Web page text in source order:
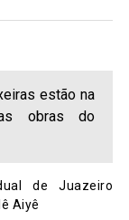
estão na
obras do
de Juazeiro
Aiyê